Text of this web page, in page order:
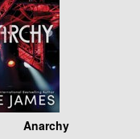
Anarchy